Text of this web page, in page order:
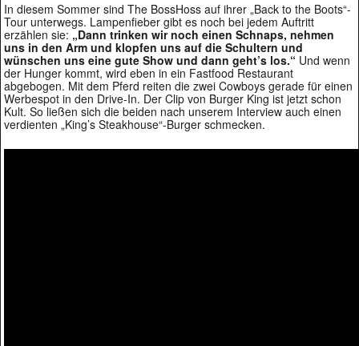
In diesem Sommer sind The BossHoss auf ihrer „Back to the Boots“-
Tour unterwegs. Lampenfieber gibt es noch bei jedem Auftritt
erzählen sie: „Dann trinken wir noch einen Schnaps, nehmen
uns in den Arm und klopfen uns auf die Schultern und
wünschen uns eine gute Show und dann geht’s los.“ Und wenn
der Hunger kommt, wird eben in ein Fastfood Restaurant
abgebogen. Mit dem Pferd reiten die zwei Cowboys gerade für einen
Werbespot in den Drive-In. Der Clip von Burger King ist jetzt schon
Kult. So ließen sich die beiden nach unserem Interview auch einen
verdienten „King’s Steakhouse“-Burger schmecken.